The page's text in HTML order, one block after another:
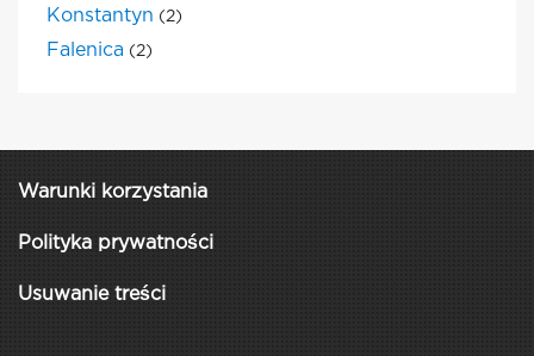
Konstantyn (2)
Falenica (2)
Warunki korzystania
Polityka prywatności
Usuwanie treści